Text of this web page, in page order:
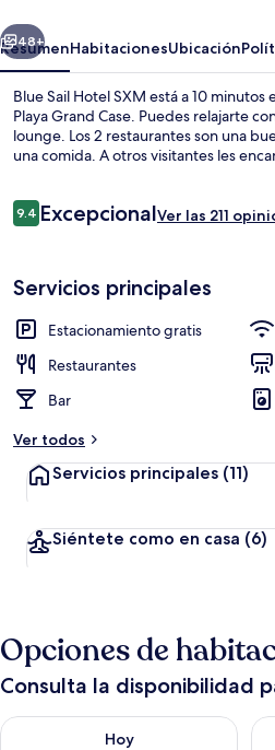
Siguiente
48+
ResumenHabitacionesUbicación
Blue Sail Hotel SXM está a 10
Playa Grand Case. Puedes relajarte
lounge. Los 2 restaurantes son una
una comida. A otros visitantes les
Opiniones
9.49.4 de 10,
ExcepcionalVer las 211
Servicios principales
Estacionamiento gratis
Restaurantes
Bar
Ver todos
Servicios principales (11)
Siéntete como en casa (6)
Opciones de
Consulta la disponibilidad
Hoy
Consulta la disponibilidad para hoy